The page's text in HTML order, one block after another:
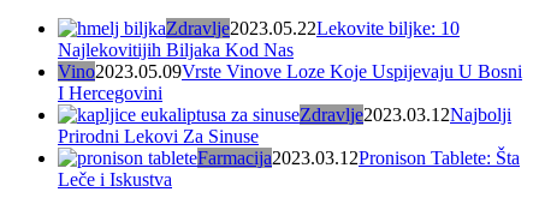
Zdravlje2023.05.22Lekovite biljke: 10
Najlekovitijih Biljaka Kod Nas
Vino2023.05.09Vrste Vinove Loze Koje Uspijevaju U Bosni
I Hercegovini
Zdravlje2023.03.12Najbolji
Prirodni Lekovi Za Sinuse
Farmacija2023.03.12Pronison Tablete: Šta
Leče i Iskustva